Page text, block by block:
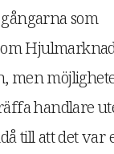
som
men
handlare
till att det var